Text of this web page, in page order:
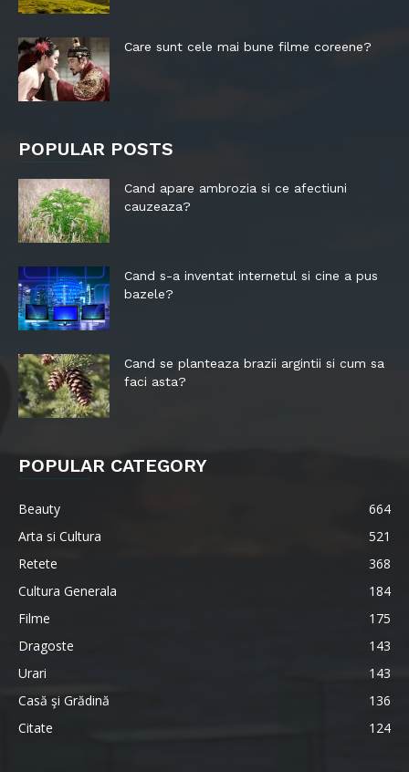
Care sunt cele mai bune filme coreene?
POPULAR POSTS
Cand apare ambrozia si ce afectiuni
cauzeaza?
Cand s-a inventat internetul si cine a pus
bazele?
Cand se planteaza brazii argintii si cum sa
faci asta?
POPULAR CATEGORY
Beauty
664
Arta si Cultura
521
Retete
368
Cultura Generala
184
Filme
175
Dragoste
143
Urari
143
Casă şi Grădină
136
Citate
124